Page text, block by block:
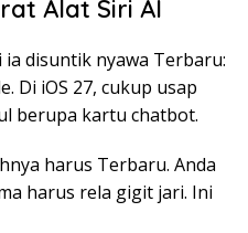
Alat Siri AI
disuntik nyawa Terbaru:
Di iOS 27, cukup usap
berupa kartu chatbot.
harus Terbaru. Anda
harus rela gigit jari. Ini